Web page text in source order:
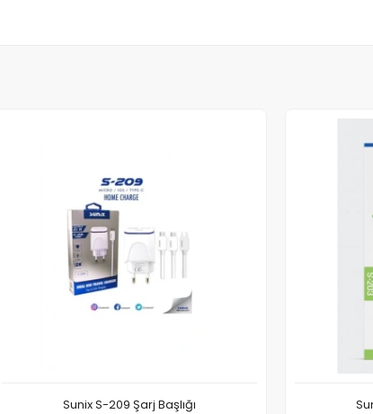
Sunix S-209 Şarj Başlığı